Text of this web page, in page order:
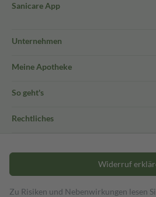
Sanicare App
Unternehmen
Meine Apotheke
So geht's
Rechtliches
Widerruf
Zu Risiken und Nebenwirkungen lesen